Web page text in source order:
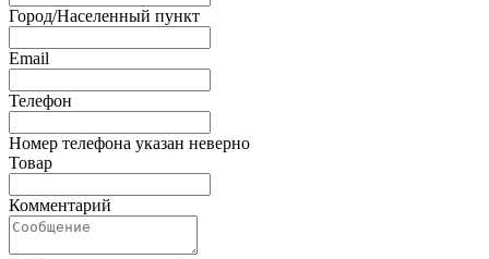
Город/Населенный пункт
Email
Телефон
Номер телефона указан неверно
Товар
Комментарий